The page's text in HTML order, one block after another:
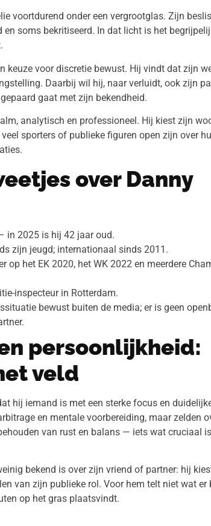
voortdurend onder een vergrootglas. Zijn
en soms bekritiseerd. In dat licht is het
keuze voor discretie bewust. Hij vindt dat zijn
Daarbij wil hij, naar verluidt, ook zijn
gaat met zijn bekendheid.
analytisch en professioneel. Hij kiest zijn
sporters of publieke figuren open zijn over
over Danny
in 2025 is hij 42 jaar oud.
zijn jeugd; internationaal sinds 2011.
op het EK 2020, het WK 2022 en meerdere
inspecteur in Rotterdam.
bewust buiten de media; er is geen
persoonlijkheid:
veld
hij iemand is met een sterke focus en
en mentale voorbereiding, maar zelden
van rust en balans — iets wat cruciaal
bekend is over zijn vriend of partner: hij
van zijn publieke rol. Voor hem telt niet wat er
op het gras plaatsvindt.